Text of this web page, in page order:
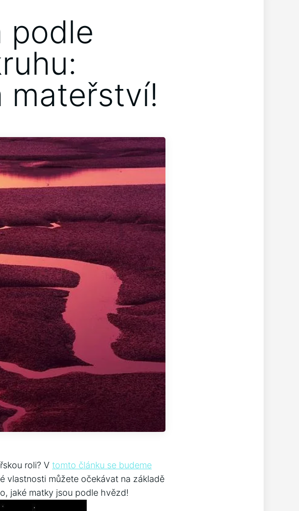
podle
mateřství!
roli? V tomto článku se budeme
vlastnosti můžete očekávat na základě
jaké matky jsou podle hvězd!